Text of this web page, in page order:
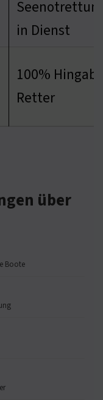
in Dienst
100%
Retter
über
Boote